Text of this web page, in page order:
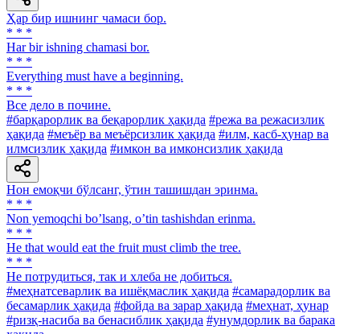
Ҳар бир ишнинг чамаси бор.
* * *
Har bir ishning chamasi bor.
* * *
Everything must have a beginning.
* * *
Все дело в почине.
#барқарорлик ва беқарорлик ҳақида #режа ва режасизлик
ҳақида #меъёр ва меъёрсизлик ҳақида #илм, касб-ҳунар ва
илмсизлик ҳақида #имкон ва имконсизлик ҳақида
Нон емоқчи бўлсанг, ўтин ташишдан эринма.
* * *
Non yemoqchi boʼlsang, oʼtin tashishdan erinma.
* * *
He that would eat the fruit must climb the tree.
* * *
He потрудиться, так и хлеба не добиться.
#меҳнатсеварлик ва ишёқмаслик ҳақида #самарадорлик ва
бесамарлик ҳақида #фойда ва зарар ҳақида #меҳнат, ҳунар
#ризқ-насиба ва бенасиблик ҳақида #унумдорлик ва барака